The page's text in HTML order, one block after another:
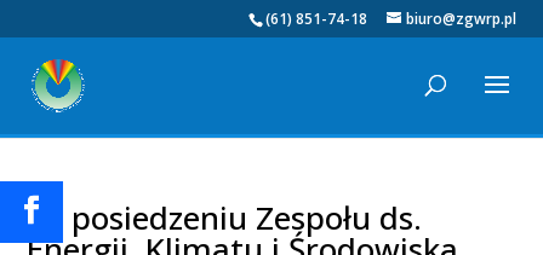
(61) 851-74-18 biuro@zgwrp.pl
Po posiedzeniu Zespołu ds.